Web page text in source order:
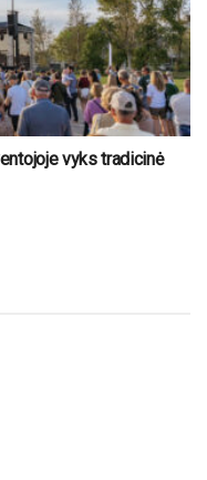
vyks tradicinė